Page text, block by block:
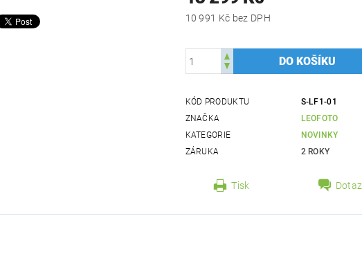
10 991 Kč bez DPH
KÓD PRODUKTU
S-LF1-01
ZNAČKA
LEOFOTO
KATEGORIE
NOVINKY
ZÁRUKA
2 ROKY
Tisk Dotaz